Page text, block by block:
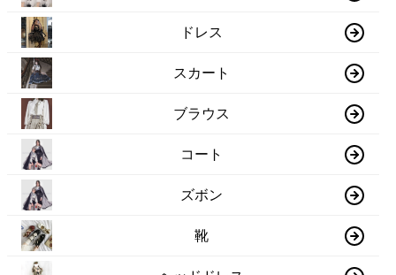
ドレス
スカート
ブラウス
コート
ズボン
靴